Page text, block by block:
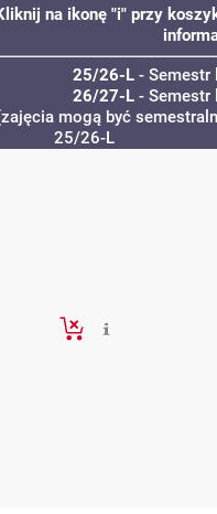
na ikonę "i" przy
25/26-L- Semestr
26/27-L- Semestr
mogą być
25/26-L